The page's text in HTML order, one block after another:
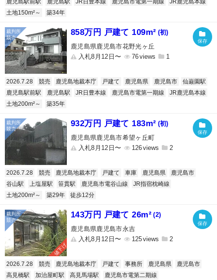
鹿児島駅前駅
鹿児島駅 JR日豊本線 鹿児島市電第一期線
JR鹿児島本線
土地150m²～
築34年
858万円 戸建て 109m² (初)
鹿児島県鹿児島市花野光ヶ丘
入札8月12日〜
76 1
2026.7.28 競売 鹿児島地裁本庁 戸建て 鹿児島県 鹿児島市
仙巌園駅
鹿児島駅前駅
鹿児島駅 JR日豊本線 鹿児島市電第一期線
JR鹿児島本線
土地200m²～
築35年
932万円 戸建て 183m² (初)
鹿児島県鹿児島市希望ヶ丘町
入札8月12日〜
126 2
2026.7.28 競売 鹿児島地裁本庁 戸建て 車庫 鹿児島県
鹿児島市
谷山駅
上塩屋駅 笹貫駅 鹿児島市電谷山線
JR指宿枕崎線
土地200m²～
築29年 徒歩12分
値下げ
143万円 戸建て 26m² (2)
鹿児島県鹿児島市永吉
入札8月12日〜
125 2
2026.7.28 競売 鹿児島地裁本庁 戸建て 事務所 鹿児島県
鹿児島市
高見橋駅
加治屋町駅 高見馬場駅 鹿児島市電第二期線